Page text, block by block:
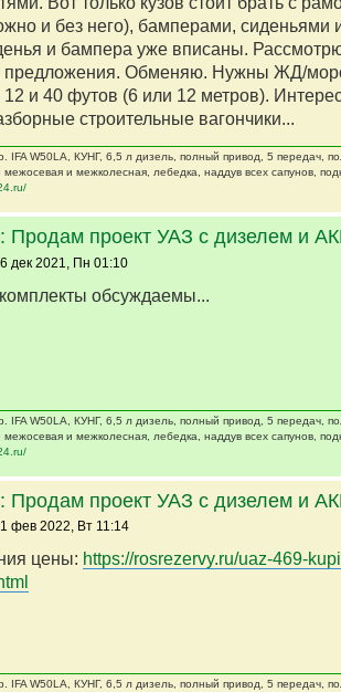
и без него), бамперами, сиденьями
и бампера уже вписаны.
предложения. Обменяю. Нужны ЖД/
12 и 40 футов (6 или 12 метров).
строительные вагончики...
IFA W50LA, КУНГ, 6,5 л дизель, полный привод, 5 передач,
межосевая и межколесная, лебедка, наддув всех сапунов,
Продам проект УАЗ с дизелем и
дек 2021, Пн 01:10
обсуждаемы...
IFA W50LA, КУНГ, 6,5 л дизель, полный привод, 5 передач,
межосевая и межколесная, лебедка, наддув всех сапунов,
Продам проект УАЗ с дизелем и
фев 2022, Вт 11:14
цены: https://rosrezervy.ru/uaz-469-
IFA W50LA, КУНГ, 6,5 л дизель, полный привод, 5 передач,